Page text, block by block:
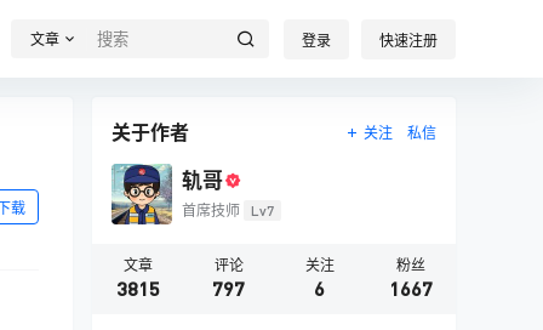
文章 登录 快速注册
载
关于作者 关注 私信
轨哥
首席技师 Lv7
文章
3815
评论
797
关注
6
粉丝
1667